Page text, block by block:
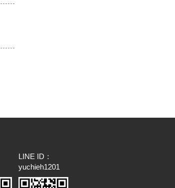
LINE ID：
yuchieh1201